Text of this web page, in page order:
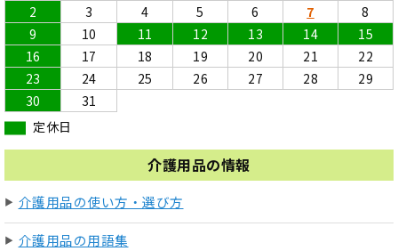
2
3 4 5 6 7
8
9
10 11 12 13 14
15
16
17 18 19 20 21
22
23
24 25 26 27 28
29
30
31
定休日
介護用品の情報
介護用品の使い方・選び方
介護用品の用語集